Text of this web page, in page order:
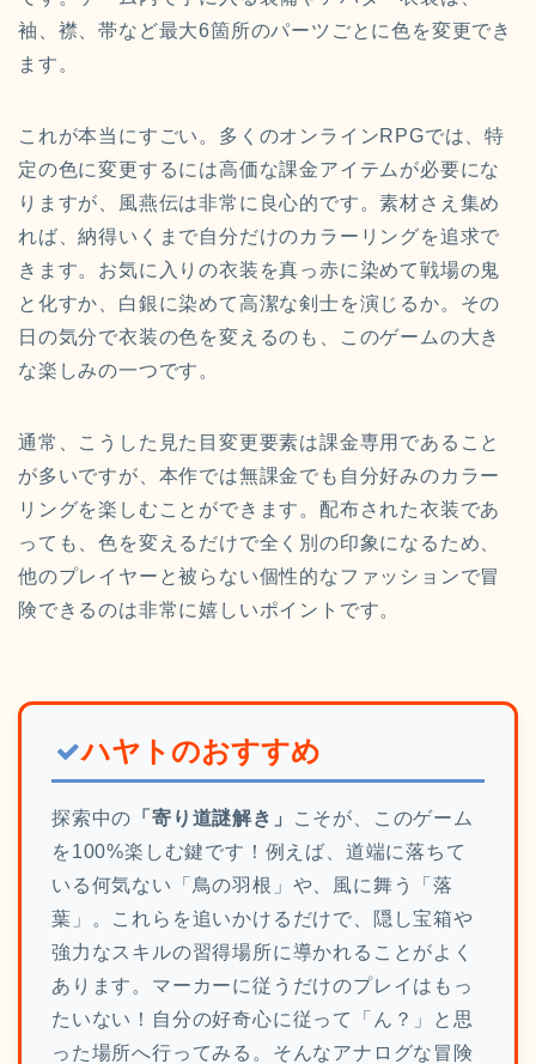
袖、襟、帯など最大6箇所のパーツごとに色を変更でき
ます。
これが本当にすごい。多くのオンラインRPGでは、特
定の色に変更するには高価な課金アイテムが必要にな
りますが、風燕伝は非常に良心的です。素材さえ集め
れば、納得いくまで自分だけのカラーリングを追求で
きます。お気に入りの衣装を真っ赤に染めて戦場の鬼
と化すか、白銀に染めて高潔な剣士を演じるか。その
日の気分で衣装の色を変えるのも、このゲームの大き
な楽しみの一つです。
通常、こうした見た目変更要素は課金専用であること
が多いですが、本作では無課金でも自分好みのカラー
リングを楽しむことができます。配布された衣装であ
っても、色を変えるだけで全く別の印象になるため、
他のプレイヤーと被らない個性的なファッションで冒
険できるのは非常に嬉しいポイントです。
ハヤトのおすすめ
探索中の 「寄り道謎解き」
こそが、このゲーム
を100%楽しむ鍵です！例えば、道端に落ちて
いる何気ない「鳥の羽根」や、風に舞う「落
葉」。これらを追いかけるだけで、隠し宝箱や
強力なスキルの習得場所に導かれることがよく
あります。マーカーに従うだけのプレイはもっ
たいない！自分の好奇心に従って「ん？」と思
った場所へ行ってみる。そんなアナログな冒険